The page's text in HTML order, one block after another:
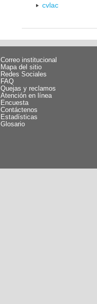
cvlac
Correo institucional
Mapa del sitio
Redes Sociales
FAQ
Quejas y reclamos
Atención en línea
Encuesta
Contáctenos
Estadísticas
Glosario